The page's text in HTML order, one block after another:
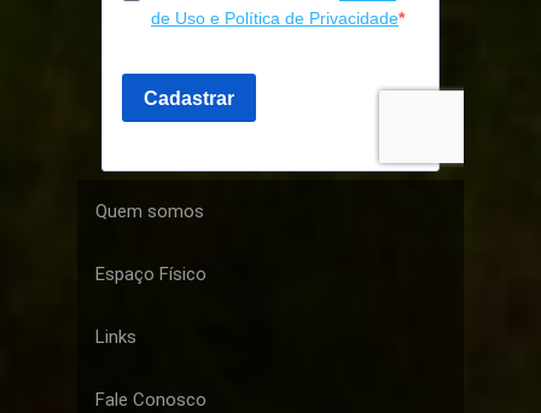
Quem somos
Espaço Físico
Links
Fale Conosco